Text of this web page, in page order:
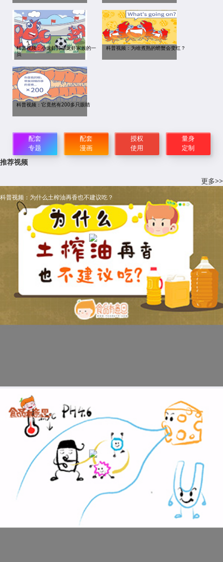
科普视频：小龙虾并非龙虾家族的一
员
科普视频：为啥煮熟的螃蟹会变红？
科普视频：它竟然有200多只眼睛
配套
专题
配套
漫画
授权
使用
量身
定制
推荐视频
更多>>
科普视频：为什么土榨油再香也不建议吃？
科普视频：酪蛋白